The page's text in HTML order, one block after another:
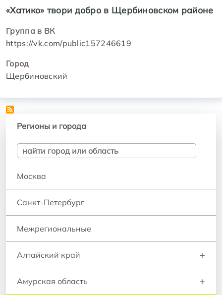
«Хатико» твори добро в Щербиновском районе
Группа в ВК
https://vk.com/public157246619
Город
Щербиновский
Регионы и города
Москва
Санкт-Петербург
Межрегиональные
Алтайский край +
Амурская область +